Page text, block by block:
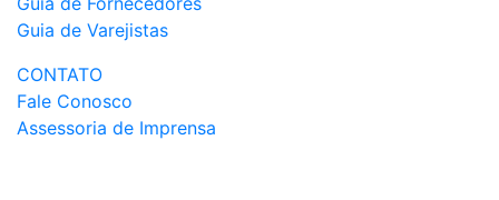
Guia de Varejistas
CONTATO
Fale Conosco
Assessoria de Imprensa